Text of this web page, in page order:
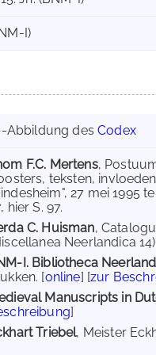
I)
Abbildung desCodex
F.C. Mertens,
teksten,
27 mei 1995
hier S. 97.
C. Huisman,
Neerlandica
I. Bibliotheca
[online] [zur
Manuscripts in
]
Triebel, Meister